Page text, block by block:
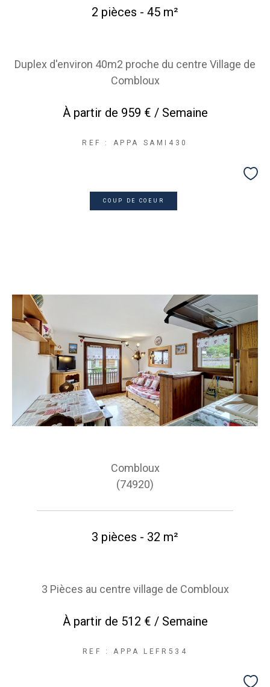
2 pièces - 45 m²
Duplex d'environ 40m2 proche du centre Village de
Combloux
À partir de 959 € / Semaine
REF : APPA SAMI430
COUP DE COEUR
Combloux
(74920)
3 pièces - 32 m²
3 Pièces au centre village de Combloux
À partir de 512 € / Semaine
REF : APPA LEFR534